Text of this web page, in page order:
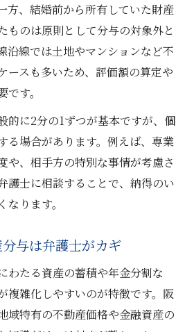
方、結婚前から所有していた財産
ものは原則として分与の対象外と
沿線では土地やマンションなど不
ースも多いため、評価額の算定や
す。
的に2分の1ずつが基本ですが、個
る場合があります。例えば、専業
や、相手方の特別な事情が考慮さ
護士に相談することで、納得のい
ります。
与は弁護士がカギ
わたる資産の蓄積や年金分割な
複雑化しやすいのが特徴です。阪
域特有の不動産価格や金融資産の